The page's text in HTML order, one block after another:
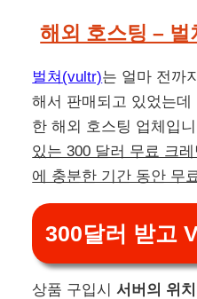
해외 호스팅 –
벌쳐(vultr)는 얼마 전까
해서 판매되고 있었는
한 해외 호스팅 업체입
있는 300 달러 무료 크
에 충분한 기간 동안 무
300달러 받고
상품 구입시서버의 위